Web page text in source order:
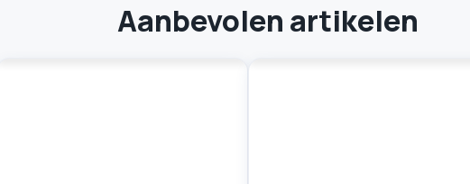
Aanbevolen artikelen